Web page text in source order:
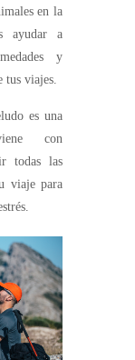
en la
ayudar a
y
tus viajes.
es una
con
todas las
viaje para